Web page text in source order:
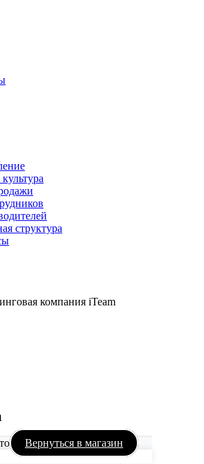
структура
компания iTeam
Вернуться в магазин